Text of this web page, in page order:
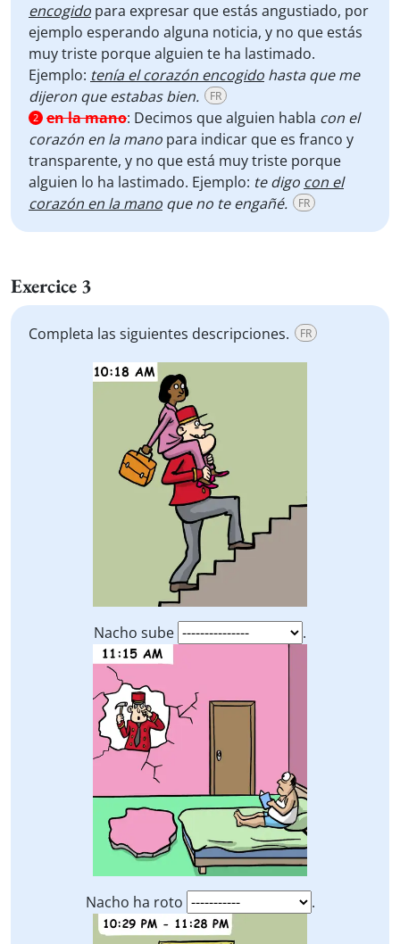
encogido para expresar que estás angustiado, por
ejemplo esperando alguna noticia, y no que estás
muy triste porque alguien te ha lastimado.
Ejemplo: tenía el corazón encogido hasta que me
dijeron que estabas bien.
FR
2 en la mano: Decimos que alguien habla con el
corazón en la mano para indicar que es franco y
transparente, y no que está muy triste porque
alguien lo ha lastimado. Ejemplo: te digo con el
corazón en la mano que no te engañé. FR
Exercice 3
Completa las siguientes descripciones. FR
Nacho sube .
Nacho ha roto .